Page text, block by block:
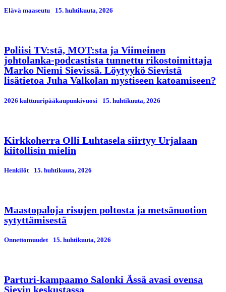
Elävä maaseutu 15. huhtikuuta, 2026
Poliisi TV:stä, MOT:sta ja Viimeinen
johtolanka-podcastista tunnettu rikostoimittaja
Marko Niemi Sievissä. Löytyykö Sievistä
lisätietoa Juha Valkolan mystiseen katoamiseen?
2026 kulttuuripääkaupunkivuosi 15. huhtikuuta, 2026
Kirkkoherra Olli Luhtasela siirtyy Urjalaan
kiitollisin mielin
Henkilöt 15. huhtikuuta, 2026
Maastopaloja risujen poltosta ja metsänuotion
sytyttämisestä
Onnettomuudet 15. huhtikuuta, 2026
Parturi-kampaamo Salonki Ässä avasi ovensa
Sievin keskustassa